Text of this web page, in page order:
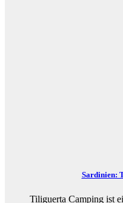
Sardinien:
Tiliguerta Camping ist